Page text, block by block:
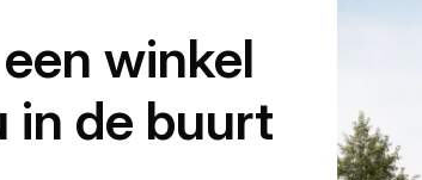
winkel
in de buurt